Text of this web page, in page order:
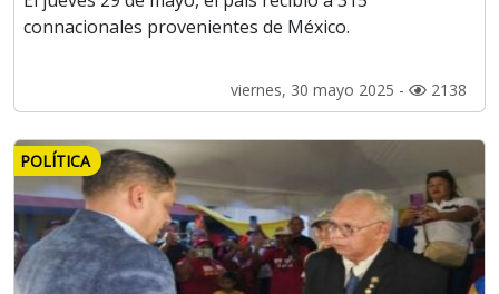
connacionales provenientes de México.
viernes, 30 mayo 2025 - 2138
POLÍTICA